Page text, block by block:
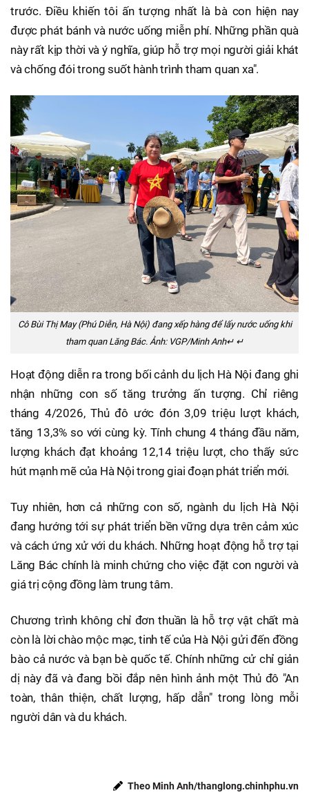
trước. Điều khiến tôi ấn tượng nhất là bà con hiện nay
được phát bánh và nước uống miễn phí. Những phần quà
này rất kịp thời và ý nghĩa, giúp hỗ trợ mọi người giải khát
và chống đói trong suốt hành trình tham quan xa".
Cô Bùi Thị May (Phú Diễn, Hà Nội) đang xếp hàng để lấy nước uống khi
tham quan Lăng Bác. Ảnh: VGP/Minh Anh↵ ↵
Hoạt động diễn ra trong bối cảnh du lịch Hà Nội đang ghi
nhận những con số tăng trưởng ấn tượng. Chỉ riêng
tháng 4/2026, Thủ đô ước đón 3,09 triệu lượt khách,
tăng 13,3% so với cùng kỳ. Tính chung 4 tháng đầu năm,
lượng khách đạt khoảng 12,14 triệu lượt, cho thấy sức
hút mạnh mẽ của Hà Nội trong giai đoạn phát triển mới.
Tuy nhiên, hơn cả những con số, ngành du lịch Hà Nội
đang hướng tới sự phát triển bền vững dựa trên cảm xúc
và cách ứng xử với du khách. Những hoạt động hỗ trợ tại
Lăng Bác chính là minh chứng cho việc đặt con người và
giá trị cộng đồng làm trung tâm.
Chương trình không chỉ đơn thuần là hỗ trợ vật chất mà
còn là lời chào mộc mạc, tinh tế của Hà Nội gửi đến đồng
bào cả nước và bạn bè quốc tế. Chính những cử chỉ giản
dị này đã và đang bồi đắp nên hình ảnh một Thủ đô "An
toàn, thân thiện, chất lượng, hấp dẫn" trong lòng mỗi
người dân và du khách.
Theo Minh Anh/thanglong.chinhphu.vn